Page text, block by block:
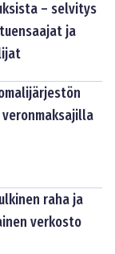
– selvitys
ja
raha ja
verkosto